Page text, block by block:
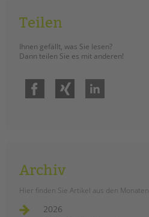
Teilen
Ihnen gefällt, was Sie lesen?
Dann teilen Sie es mit anderen!
Facebook
Archiv
Hier finden Sie Artikel aus den Monaten
2026